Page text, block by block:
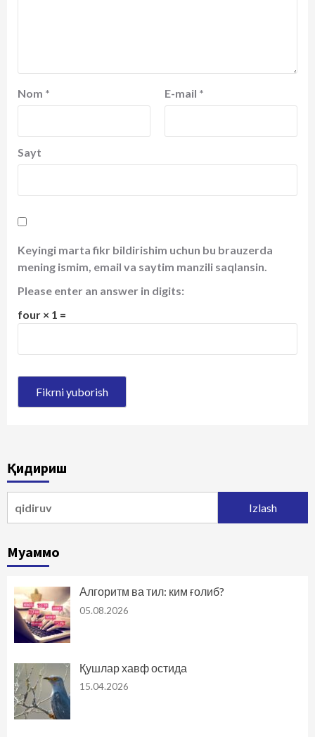
Nom * E-mail *
Sayt
Keyingi marta fikr bildirishim uchun bu brauzerda
mening ismim, email va saytim manzili saqlansin.
Please enter an answer in digits:
four × 1 =
Қидириш
Муаммо
Алгоритм ва тил: ким ғолиб?
05.08.2026
Қушлар хавф остида
15.04.2026